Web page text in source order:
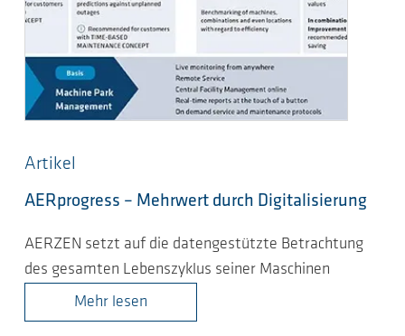
Artikel
AERprogress – Mehrwert durch Digitalisierung
AERZEN setzt auf die datengestützte Betrachtung
des gesamten Lebenszyklus seiner Maschinen
Mehr lesen